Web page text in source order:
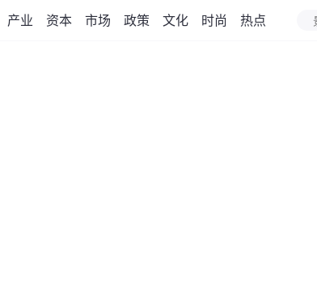
产业 资本 市场 政策 文化 时尚 热点